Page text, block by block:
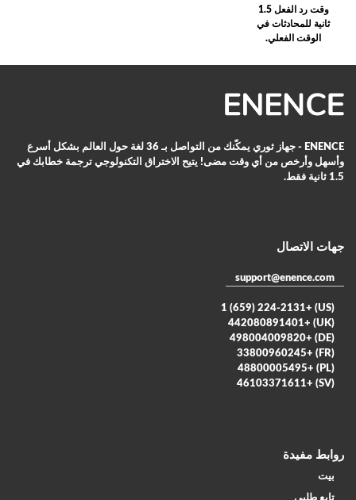
وقت رد الفعل 1.5
ثانية للمحادثات في
الوقت الفعلي.
ENENCE - جهاز ثوري يمكّنك من التواصل بـ 36 لغة حول العالم بشكل أسرع
وأسهل وأرخص من أي وقت مضى! يتيح الاختراق التكنولوجي ترجمة خطابك في
1.5 ثانية فقط.
جهات الاتصال
support@enence.com
(US) +1 (659) 224-2131
(UK) +442080891401
(DE) +498004009820
(FR) +33800960245
(PL) +48800005495
(SV) +46103371611
روابط مفيدة
بيت